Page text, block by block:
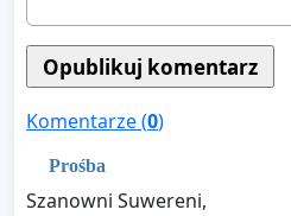
Komentarze (0)
Prośba
Szanowni Suwereni,